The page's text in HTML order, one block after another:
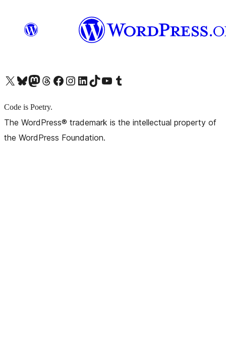
X (旧 Twitter) アカウントへBluesky アカウントへMastodon アカウントへThreads アカウントへ Facebook ページへInstagram アカウントへ LinkedIn アカウントへTikTok アカウントへYouTube チャンネルへ Tumblr アカウントへ
Code is Poetry.
The WordPress® trademark is the intellectual property of
the WordPress Foundation.